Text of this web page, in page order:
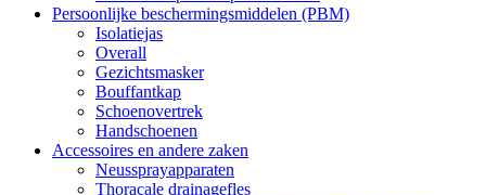
Persoonlijke beschermingsmiddelen (PBM)
Isolatiejas
Overall
Gezichtsmasker
Bouffantkap
Schoenovertrek
Handschoenen
Accessoires en andere zaken
Neussprayapparaten
Thoracale drainagefles